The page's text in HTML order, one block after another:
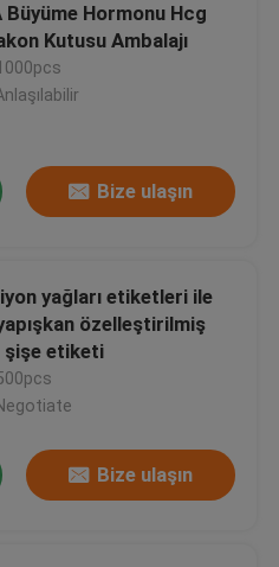
Büyüme Hormonu Hcg
Kutusu Ambalajı
Bize ulaşın
yağları etiketleri ile
özelleştirilmiş
şişe etiketi
Bize ulaşın